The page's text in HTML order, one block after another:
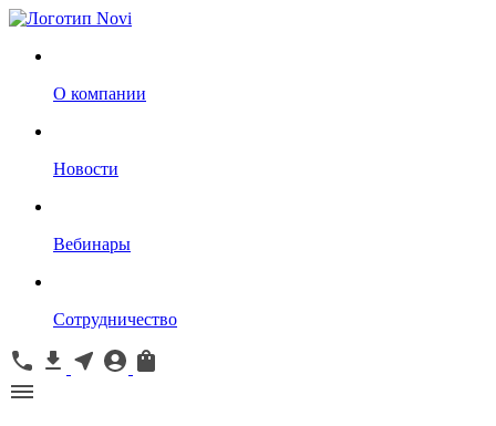
О компании
Новости
Вебинары
Сотрудничество